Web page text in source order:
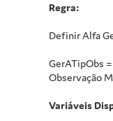
Regra:
Definir Alfa
GerATipObs
Observação
Variáveis